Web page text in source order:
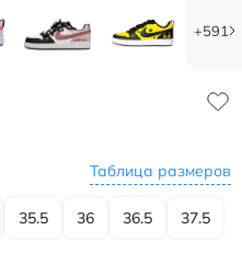
+591
Таблица размеров
35.5 36 36.5 37.5